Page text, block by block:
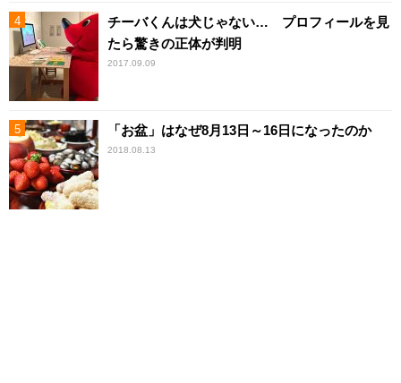
チーバくんは犬じゃない… プロフィールを見
たら驚きの正体が判明
2017.09.09
「お盆」はなぜ8月13日～16日になったのか
2018.08.13